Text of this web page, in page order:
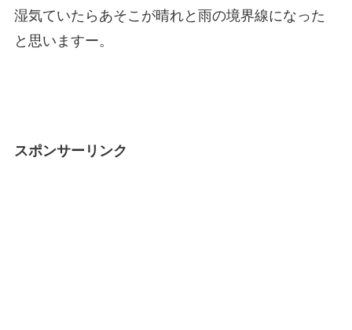
湿気ていたらあそこが晴れと雨の境界線になった
と思いますー。
スポンサーリンク